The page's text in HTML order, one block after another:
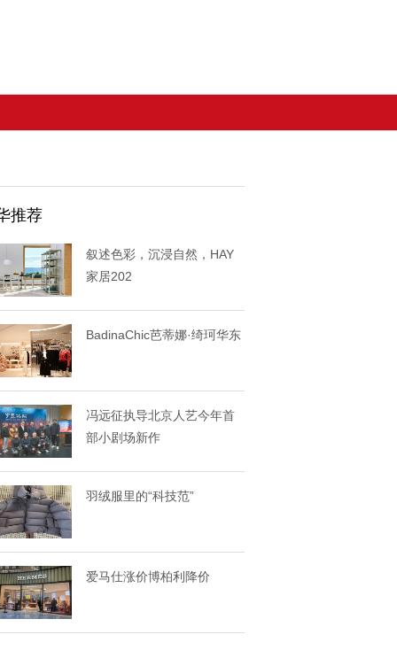
推荐
叙述色彩，沉浸自然，HAY
家居202
BadinaChic芭蒂娜·绮珂华东
冯远征执导北京人艺今年首
部小剧场新作
羽绒服里的“科技范”
爱马仕涨价博柏利降价